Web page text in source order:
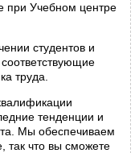
при Учебном центре
студентов и
труда.
тенденции и
Мы обеспечиваем
так что вы сможете